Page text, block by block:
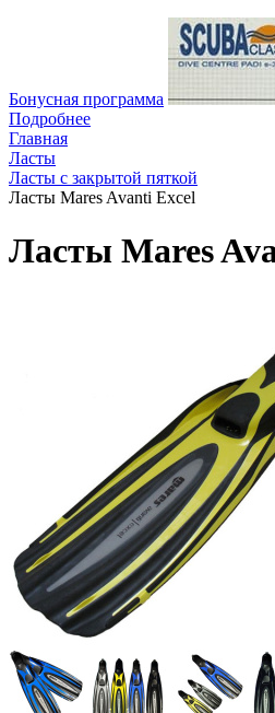
Бонусная программа
Подробнее
Главная
Ласты
Ласты с закрытой пяткой
Ласты Mares Avanti Excel
Ласты Mares